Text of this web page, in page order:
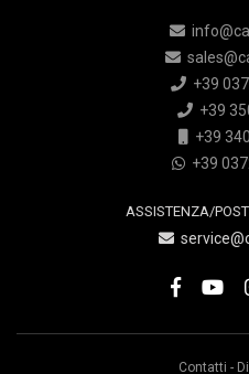
+39
+39
+39
+39
ASSISTENZA/
Contatti -